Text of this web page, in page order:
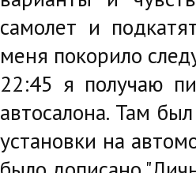
самолет и
меня покорило
22:45 я получаю
автосалона. Там
установки на